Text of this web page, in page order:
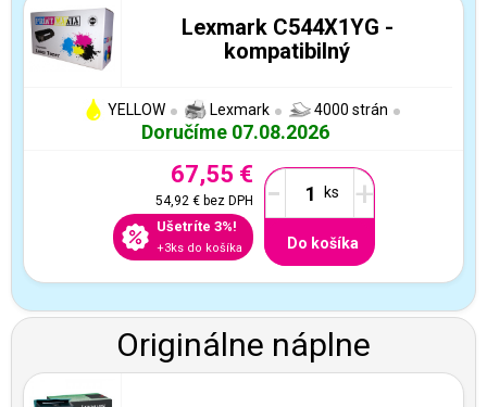
Lexmark C544X1YG -
kompatibilný
YELLOW Lexmark 4000 strán
Doručíme 07.08.2026
67,55 €
54,92 €bez DPH
Ušetríte 3%!
+3ks do košíka
- +
Do košíka
Originálne náplne